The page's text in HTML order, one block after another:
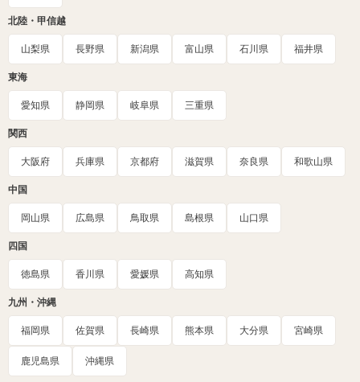
北陸・甲信越
山梨県 長野県 新潟県 富山県 石川県 福井県
東海
愛知県 静岡県 岐阜県 三重県
関西
大阪府 兵庫県 京都府 滋賀県 奈良県 和歌山県
中国
岡山県 広島県 鳥取県 島根県 山口県
四国
徳島県 香川県 愛媛県 高知県
九州・沖縄
福岡県 佐賀県 長崎県 熊本県 大分県 宮崎県
鹿児島県 沖縄県